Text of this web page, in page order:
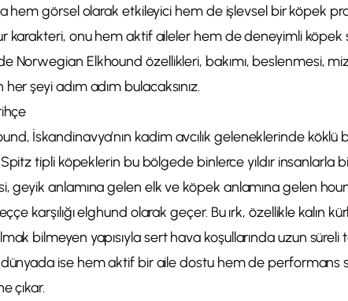
hem görsel olarak etkileyici hem de işlevsel bir köpek
karakteri, onu hem aktif aileler hem de deneyimli köpek
Norwegian Elkhound özellikleri, bakımı, beslenmesi,
şeyi adım adım bulacaksınız.
İskandinavya’nın kadim avcılık geleneklerinde köklü
tipli köpeklerin bu bölgede binlerce yıldır insanlarla
geyik anlamına gelen elk ve köpek anlamına gelen
karşılığı elghund olarak geçer. Bu ırk, özellikle kalın
bilmeyen yapısıyla sert hava koşullarında uzun süreli
ise hem aktif bir aile dostu hem de performans
çıkar.